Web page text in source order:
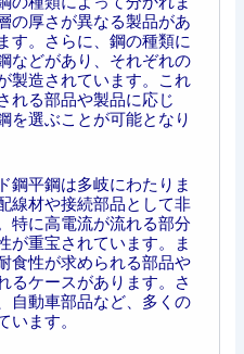
の厚さが異なる製品があ
す。さらに、鋼の種類に
などがあり、それぞれの
製造されています。これ
れる部品や製品に応じ
を選ぶことが可能となり
鋼平鋼は多岐にわたりま
線材や接続部品として非
特に高電流が流れる部分
が重宝されています。ま
食性が求められる部品や
るケースがあります。さ
自動車部品など、多くの
ます。